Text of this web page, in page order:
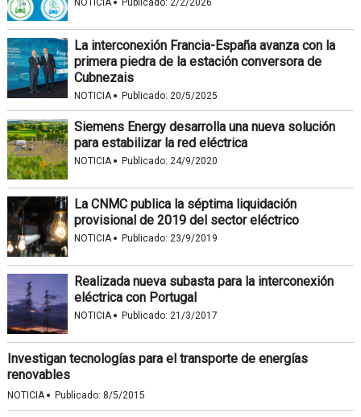
NOTICIA Publicado: 2/2/2026
La interconexión Francia-España avanza con la
primera piedra de la estación conversora de
Cubnezais
NOTICIA· Publicado: 20/5/2025
Siemens Energy desarrolla una nueva solución
para estabilizar la red eléctrica
NOTICIA· Publicado: 24/9/2020
La CNMC publica la séptima liquidación
provisional de 2019 del sector eléctrico
NOTICIA· Publicado: 23/9/2019
Realizada nueva subasta para la interconexión
eléctrica con Portugal
NOTICIA· Publicado: 21/3/2017
Investigan tecnologías para el transporte de energías
renovables
NOTICIA· Publicado: 8/5/2015